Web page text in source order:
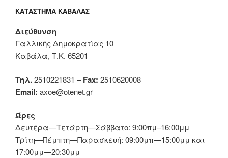
ΚΑΤΆΣΤΗΜΑ ΚΑΒΆΛΑΣ
Διεύθυνση
Γαλλικής Δημοκρατίας 10
Καβάλα, Τ.Κ. 65201
Τηλ.2510221831 –Fax: 2510620008
Email: axoe@otenet.gr
Ώρες
Δευτέρα—Τετάρτη—Σάββατο: 9:00πμ–16:00μμ
Τρίτη—Πέμπτη—Παρασκευή: 09:00μπ—15:00μμ και
17:00μμ—20:30μμ